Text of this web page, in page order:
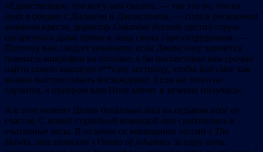
«Единственное, что могу вам сказать, — так это то, что на
днях я обедаю с Диланом и Джонстоном, — сидя в роскошном
кожаном кресле, директор Columbia Records пустил струю
сигаретного дыма прямо в лица своих горе-сотрудников. —
Поэтому вам следует понимать: если Джонстону захочется
повесить микрофон на потолке, я бы посоветовал вам срочно
найти самую высокую е**ную лестницу, чтобы Боб смог как
можно быстрее начать восхождение. Если же этого не
случится, я прикрою ваш Ноев ковчег в течение получаса».
А в этот момент Дилан буквально был на седьмом небе от
счастья. С новой студийной командой они сработались в
считанные часы. В отличие от кошмарных сессий с The
Hawks, они записали «Visions ofJohanna» за одну ночь,